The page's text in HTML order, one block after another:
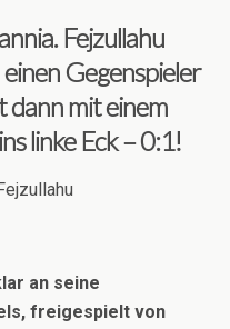
Fejzullahu
Gegenspieler
dann mit einem
linke Eck – 0:1!
an seine
freigespielt von